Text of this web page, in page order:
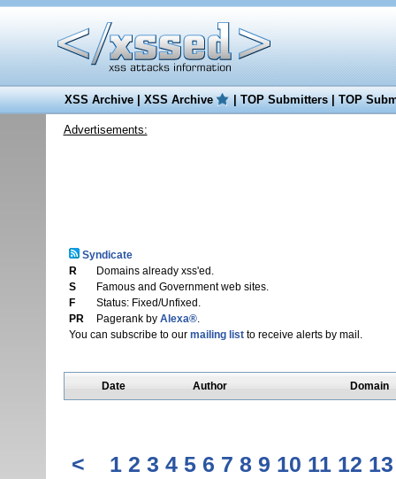
XSS Archive|XSS Archive |TOP Submitters|TOP
Advertisements:
Syndicate
R
Domains already xss'ed.
S
Famous and Government web sites.
F
Status: Fixed/Unfixed.
PR
Pagerank by Alexa®.
You can subscribe to our mailing listto receive alerts by mail.
Date Author Domain
< 1 2 3 4 5 6 7 8 9 10 11 12 13